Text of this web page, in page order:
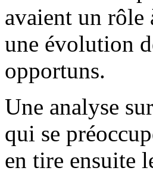
avaient un
une évolution
opportuns.
Une analyse
qui se
en tire ensuite